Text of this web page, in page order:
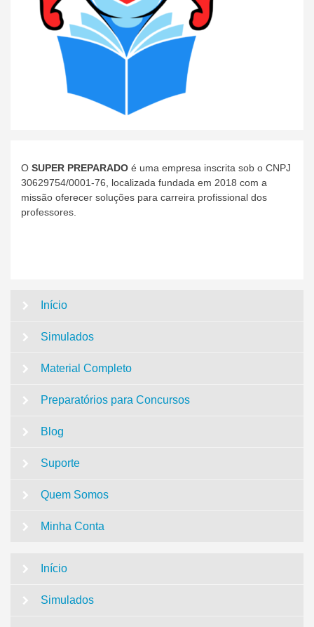
O SUPER PREPARADO é uma empresa inscrita sob o CNPJ
30629754/0001-76, localizada fundada em 2018 com a
missão oferecer soluções para carreira profissional dos
professores.
Início
Simulados
Material Completo
Preparatórios para Concursos
Blog
Suporte
Quem Somos
Minha Conta
Início
Simulados